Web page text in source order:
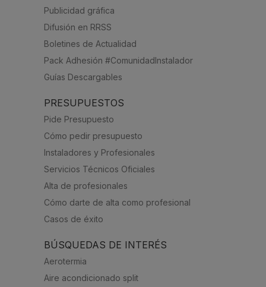
Publicidad gráfica
Difusión en RRSS
Boletines de Actualidad
Pack Adhesión #ComunidadInstalador
Guías Descargables
PRESUPUESTOS
Pide Presupuesto
Cómo pedir presupuesto
Instaladores y Profesionales
Servicios Técnicos Oficiales
Alta de profesionales
Cómo darte de alta como profesional
Casos de éxito
BÚSQUEDAS DE INTERÉS
Aerotermia
Aire acondicionado split